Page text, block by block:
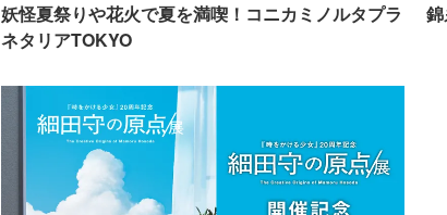
妖怪夏祭りや花火で夏を満喫！コニカミノルタプラ
ネタリアTOKYO